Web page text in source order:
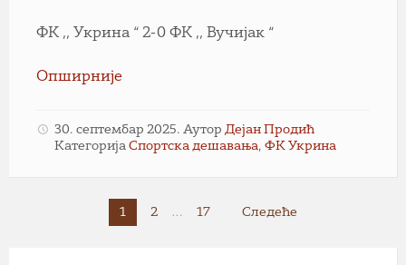
ФК ,, Укрина “ 2-0 ФК ,, Вучијак “
Опширније
30. септембар 2025. Аутор Дејан Продић
Категорија Спортска дешавања, ФК Укрина
Пагинација
1 2 … 17 Следеће